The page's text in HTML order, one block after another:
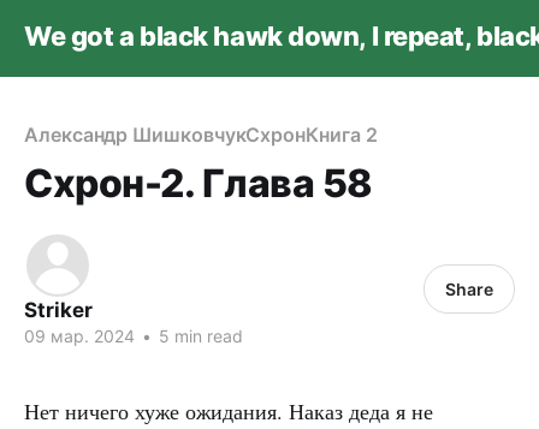
We got a black hawk down, I repeat,
Александр ШишковчукСхронКнига 2
Схрон-2. Глава 58
Striker
09 мар. 2024 • 5 min read
Share
Нет ничего хуже ожидания. Наказ деда я не